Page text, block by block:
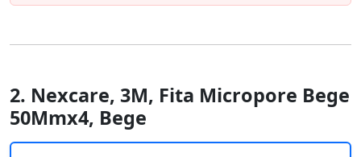
2. Nexcare, 3M, Fita Micropore Bege
50Mmx4, Bege